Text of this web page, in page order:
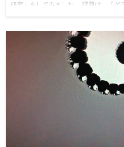
研究』をしてみました。 課題は、『グ